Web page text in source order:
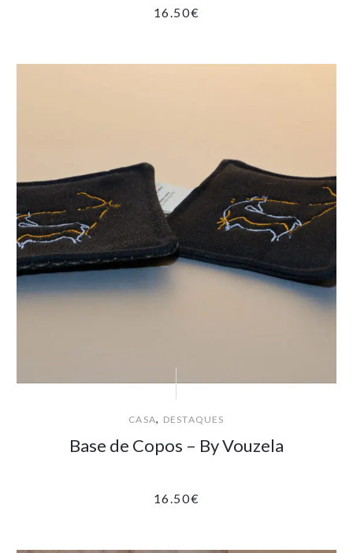
16.50€
CASA, DESTAQUES
Base de Copos – By Vouzela
16.50€